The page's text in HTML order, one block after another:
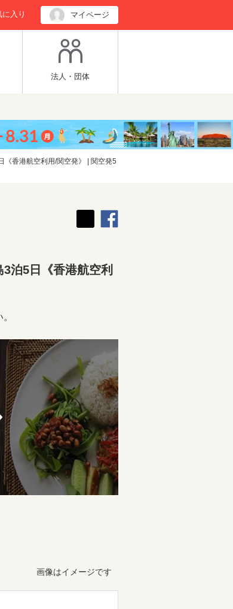
に入り マイページ
法人・団体
《香港航空利用/関空発》 | 関空発5
泊5日《香港航空利
画像はイメージです